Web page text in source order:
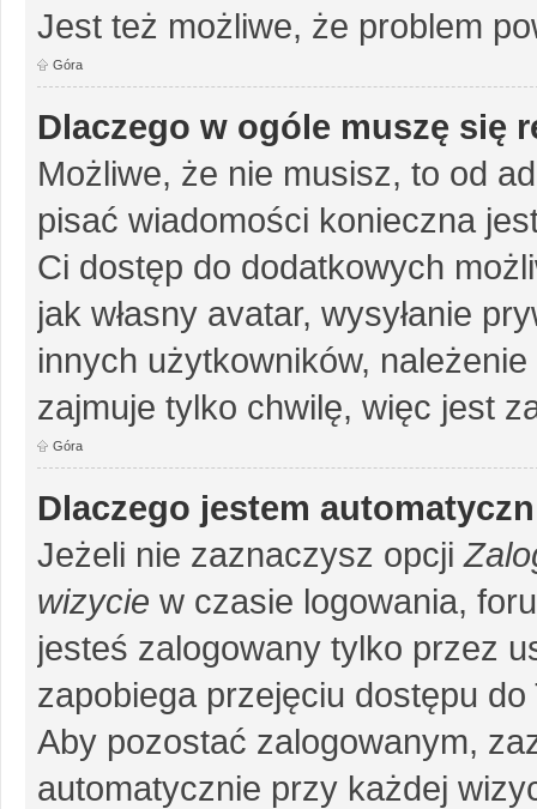
Jest też możliwe, że problem
Góra
Dlaczego w ogóle muszę się
Możliwe, że nie musisz, to od
pisać wiadomości konieczna
Ci dostęp do dodatkowych
jak własny avatar, wysyłanie
innych użytkowników,
zajmuje tylko chwilę, więc jest
Góra
Dlaczego jestem
Jeżeli nie zaznaczysz opcji
wizycie w czasie logowania,
jesteś zalogowany tylko przez
zapobiega przejęciu dostępu
Aby pozostać zalogowanym,
automatycznie przy każdej